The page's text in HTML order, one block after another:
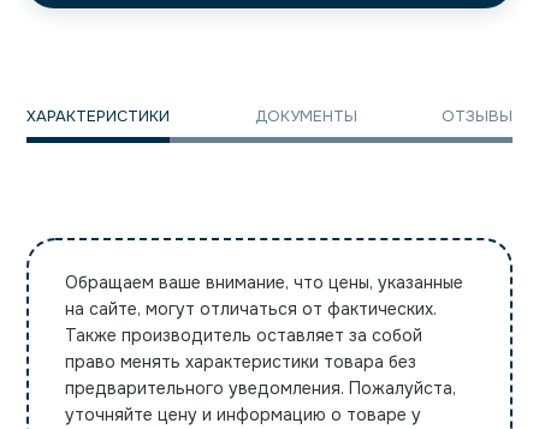
ХАРАКТЕРИСТИКИ ДОКУМЕНТЫ ОТЗЫВЫ
Обращаем ваше внимание, что цены, указанные
на сайте, могут отличаться от фактических.
Также производитель оставляет за собой
право менять характеристики товара без
предварительного уведомления. Пожалуйста,
уточняйте цену и информацию о товаре у